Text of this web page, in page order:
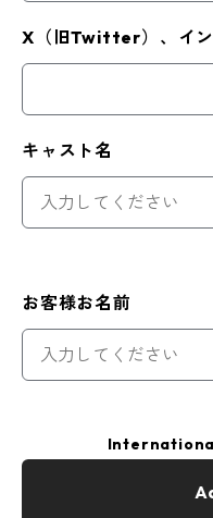
X（旧Twitter）、イ
キャスト名
お客様お名前